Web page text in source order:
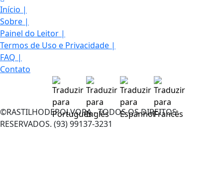
Início |
Sobre |
Painel do Leitor |
Termos de Uso e Privacidade |
FAQ |
Contato
©RASTILHODEPOLVORA - TODOS OS DIREITOS
RESERVADOS. (93) 99137-3231